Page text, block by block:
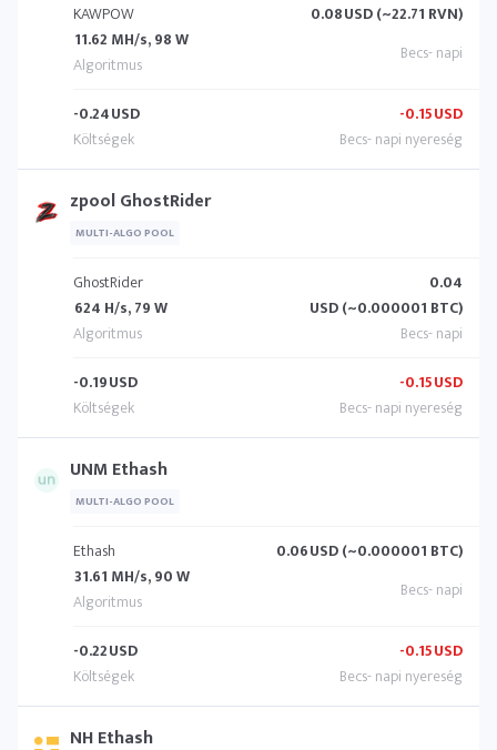
KAWPOW
11.62 MH/s, 98 W
0.08USD (~22.71 RVN)
-0.24USD -0.15USD
zpool GhostRider
MULTI-ALGO POOL
GhostRider
624 H/s, 79 W
0.04
USD (~0.000001 BTC)
-0.19USD -0.15USD
UNM Ethash
MULTI-ALGO POOL
Ethash
31.61 MH/s, 90 W
0.06USD (~0.000001 BTC)
-0.22USD -0.15USD
NH Ethash